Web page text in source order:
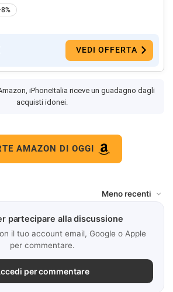
VEDI OFFERTA
iPhoneItalia riceve un guadagno dagli
acquisti idonei.
AMAZON DI OGGI
partecipare alla discussione
il tuo account email, Google o Apple
per commentare.
per commentare